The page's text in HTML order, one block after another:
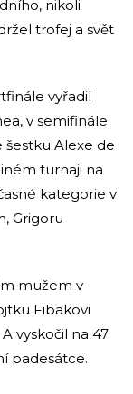
nikoli
trofej a svět
vyřadil
v semifinále
šestku Alexe de
turnaji na
kategorie v
Grigoru
mužem v
Fibakovi
vyskočil na 47.
padesátce.